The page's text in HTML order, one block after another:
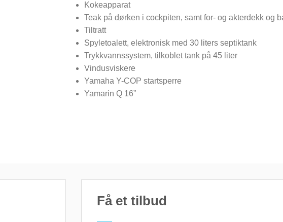
Kokeapparat
Teak på dørken i cockpiten, samt for- og akterdekk og
Tiltratt
Spyletoalett, elektronisk med 30 liters septiktank
Trykkvannssystem, tilkoblet tank på 45 liter
Vindusviskere
Yamaha Y-COP startsperre
Yamarin Q 16”
Få et tilbud